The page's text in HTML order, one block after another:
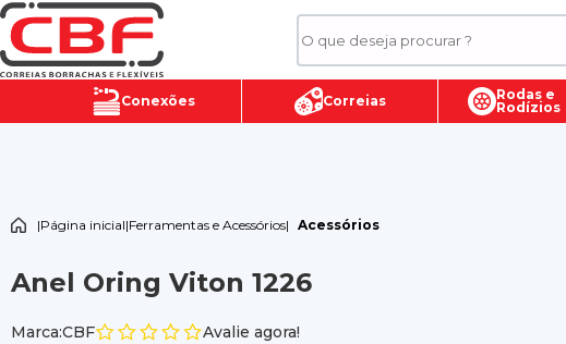
Conexões Correias
Rodas e
Rodízios
|Página inicial|Ferramentas e Acessórios| Acessórios
Anel Oring Viton 1226
Marca:CBF Avalie agora!